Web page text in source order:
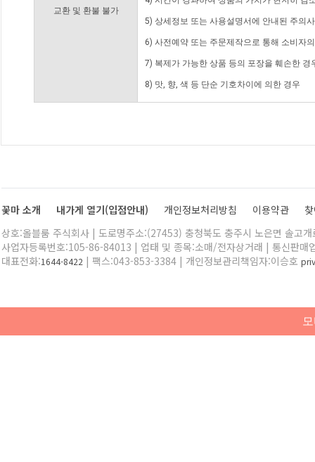
교환 및 환불 불가
5) 상세정보 또는 사용설명서에 안내된 주의
6) 사전예약 또는 주문제작으로 통해 소비자
7) 복제가 가능한 상품 등의 포장을 훼손한 경
8) 맛, 향, 색 등 단순 기호차이에 의한 경우
꽃마 소개 내가게 열기(입점안내) 개인정보처리방침 이용약관
상호:올블룸 주식회사 | 도로명주소:(27453) 충청북도 충주시 노은면 솔고
사업자등록번호:105-86-84013 | 업태 및 종목:소매/전자상거래 | 통신판매
대표전화:1644-8422 | 팩스:043-853-3384 | 개인정보관리책임자:이승호